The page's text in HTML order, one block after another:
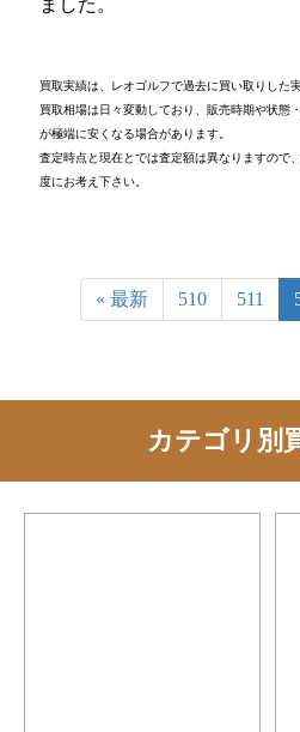
ました。
買取実績は、レオゴルフで過去に買い取りした
買取相場は日々変動しており、販売時期や状態
が極端に安くなる場合があります。
査定時点と現在とでは査定額は異なりますので
度にお考え下さい。
« 最新 510 511
カテゴリ別